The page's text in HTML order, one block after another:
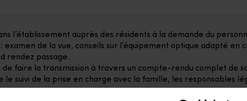
l’établissement auprès des résidents à la demande du
de la vue, conseils sur l’équipement optique adapté en
rendez passage.
de faire la transmission à travers un compte-rendu complet de
le suivi de la prise en charge avec la famille, les responsables